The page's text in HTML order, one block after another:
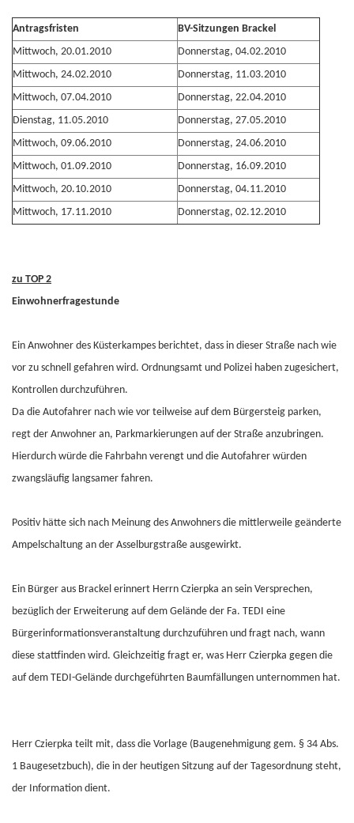
Antragsfristen
BV-Sitzungen Brackel
Mittwoch, 20.01.2010
Donnerstag, 04.02.2010
Mittwoch, 24.02.2010
Donnerstag, 11.03.2010
Mittwoch, 07.04.2010
Donnerstag, 22.04.2010
Dienstag, 11.05.2010
Donnerstag, 27.05.2010
Mittwoch, 09.06.2010
Donnerstag, 24.06.2010
Mittwoch, 01.09.2010
Donnerstag, 16.09.2010
Mittwoch, 20.10.2010
Donnerstag, 04.11.2010
Mittwoch, 17.11.2010
Donnerstag, 02.12.2010
zu TOP 2
Einwohnerfragestunde
Ein Anwohner des Küsterkampes berichtet, dass in dieser Straße nach wie
vor zu schnell gefahren wird. Ordnungsamt und Polizei haben zugesichert,
Kontrollen durchzuführen.
Da die Autofahrer nach wie vor teilweise auf dem Bürgersteig parken,
regt der Anwohner an, Parkmarkierungen auf der Straße anzubringen.
Hierdurch würde die Fahrbahn verengt und die Autofahrer würden
zwangsläufig langsamer fahren.
Positiv hätte sich nach Meinung des Anwohners die mittlerweile geänderte
Ampelschaltung an der Asselburgstraße ausgewirkt.
Ein Bürger aus Brackel erinnert Herrn Czierpka an sein Versprechen,
bezüglich der Erweiterung auf dem Gelände der Fa. TEDI eine
Bürgerinformationsveranstaltung durchzuführen und fragt nach, wann
diese stattfinden wird. Gleichzeitig fragt er, was Herr Czierpka gegen die
auf dem TEDI-Gelände durchgeführten Baumfällungen unternommen hat.
Herr Czierpka teilt mit, dass die Vorlage (Baugenehmigung gem. § 34 Abs.
1 Baugesetzbuch), die in der heutigen Sitzung auf der Tagesordnung steht,
der Information dient.